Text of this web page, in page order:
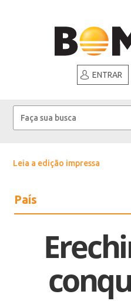
ENTRAR
Leia a edição impressa
País